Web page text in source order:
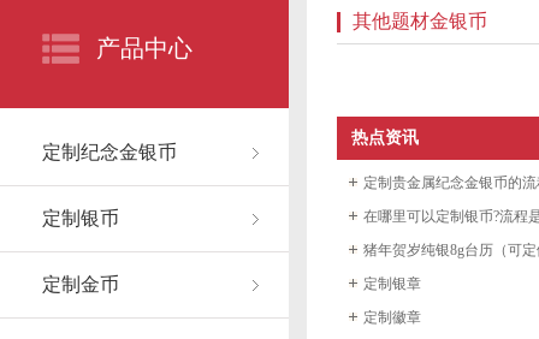
产品中心
定制纪念金银币
定制银币
定制金币
其他题材金银币
热点资讯
定制贵金属纪念金银币的
在哪里可以定制银币?流程
猪年贺岁纯银8g台历（可
定制银章
定制徽章